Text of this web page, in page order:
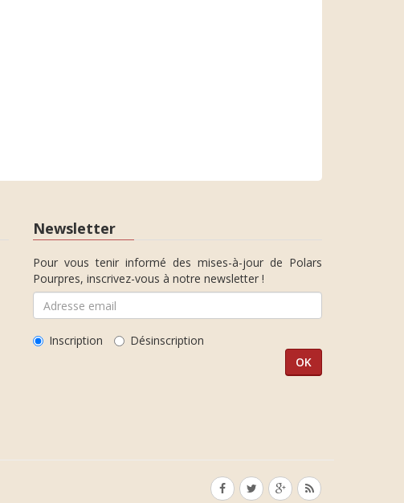
Newsletter
Pour vous tenir informé des mises-à-jour de Polars
Pourpres, inscrivez-vous à notre newsletter !
Inscription Désinscription